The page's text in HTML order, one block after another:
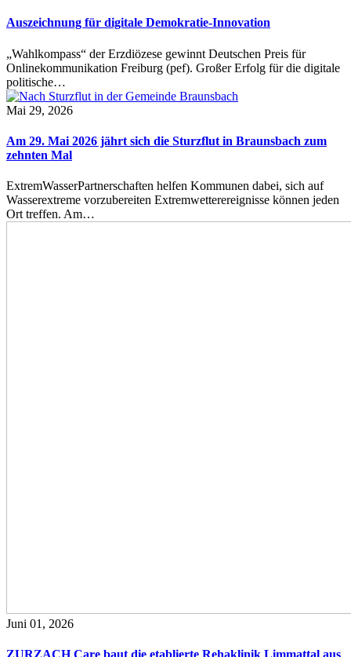
Auszeichnung für digitale Demokratie-Innovation
„Wahlkompass“ der Erzdiözese gewinnt Deutschen Preis für
Onlinekommunikation Freiburg (pef). Großer Erfolg für die digitale
politische…
Mai 29, 2026
Am 29. Mai 2026 jährt sich die Sturzflut in Braunsbach zum
zehnten Mal
ExtremWasserPartnerschaften helfen Kommunen dabei, sich auf
Wasserextreme vorzubereiten Extremwetterereignisse können jeden
Ort treffen. Am…
Juni 01, 2026